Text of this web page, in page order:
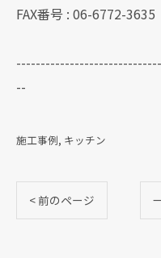
FAX番号 : 06-6772-3635
--
施工事例 キッチン
< 前のページ